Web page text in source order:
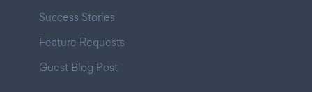
Success Stories
Feature Requests
Guest Blog Post